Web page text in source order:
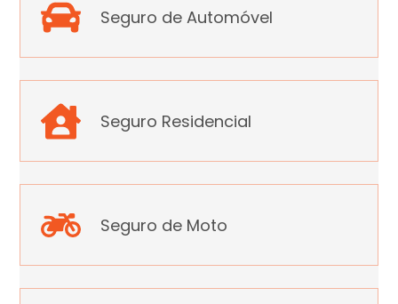
Seguro de Automóvel
Seguro Residencial
Seguro de Moto